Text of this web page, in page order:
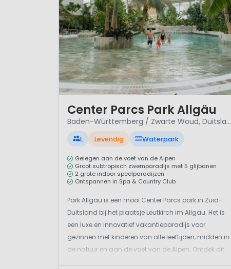
Center Parcs Park Allgäu
Baden-Württemberg / Zwarte Woud, Duitsland
L Levendig Waterpark
Gelegen aan de voet van de Alpen
Groot subtropisch zwemparadijs met 5 glijbanen
2 grote indoor speelparadijzen
Ontspannen in Spa & Country Club
Park Allgäu is een mooi Center Parcs park in Zuid-
Duitsland bij het plaatsje Leutkirch im Allgau. Het is
een luxe en innovatief vakantieparadijs voor
gezinnen met kinderen van alle leeftijden, midden in
de natuur en aan de voet van de Alpen. Ontdek dit